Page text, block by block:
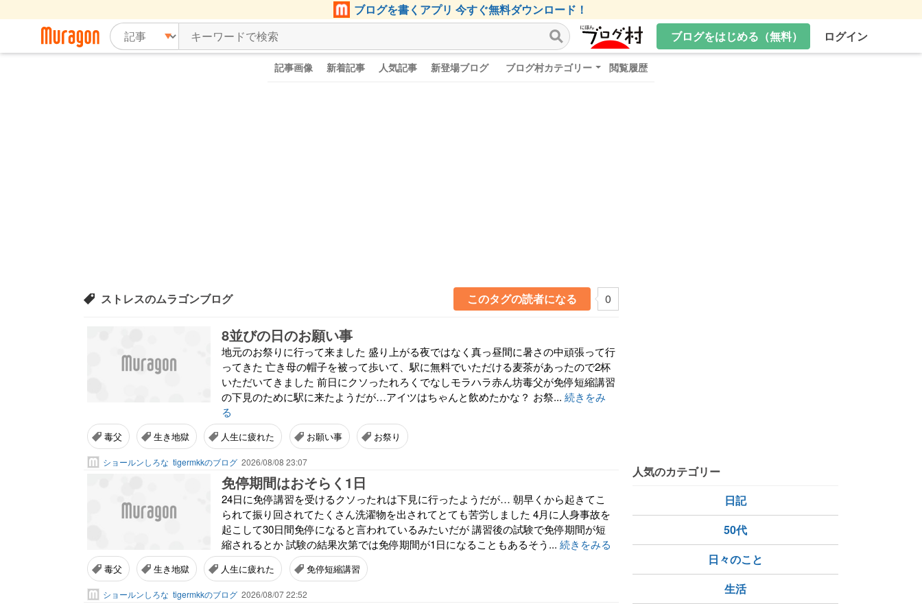
ブログを書くアプリ 今すぐ無料ダウンロード！
ブログをはじめる（無料）
ログイン
記事画像 新着記事 人気記事 新登場ブログ ブログ村カテゴリー 閲覧履歴
ストレスのムラゴンブログ このタグの読者になる 0
8並びの日のお願い事
地元のお祭りに行って来ました 盛り上がる夜ではなく真っ昼間に暑さの中頑張って行
ってきた 亡き母の帽子を被って歩いて、駅に無料でいただける麦茶があったので2杯
いただいてきました 前日にクソったれろくでなしモラハラ赤ん坊毒父が免停短縮講習
の下見のために駅に来たようだが…アイツはちゃんと飲めたかな？ お祭... 続きをみ
る
毒父 生き地獄 人生に疲れた お願い事 お祭り
ショールンしろな tigermkkのブログ 2026/08/08 23:07
免停期間はおそらく1日
24日に免停講習を受けるクソったれは下見に行ったようだが… 朝早くから起きてこ
られて振り回されてたくさん洗濯物を出されてとても苦労しました 4月に人身事故を
起こして30日間免停になると言われているみたいだが 講習後の試験で免停期間が短
縮されるとか 試験の結果次第では免停期間が1日になることもあるそう... 続きをみる
毒父 生き地獄 人生に疲れた 免停短縮講習
ショールンしろな tigermkkのブログ 2026/08/07 22:52
人気のカテゴリー
日記
50代
日々のこと
生活